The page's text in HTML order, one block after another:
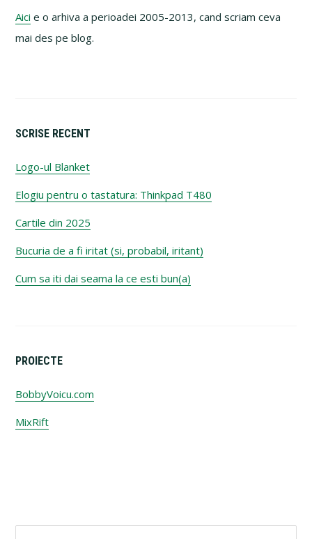
Aici e o arhiva a perioadei 2005-2013, cand scriam ceva
mai des pe blog.
SCRISE RECENT
Logo-ul Blanket
Elogiu pentru o tastatura: Thinkpad T480
Cartile din 2025
Bucuria de a fi iritat (si, probabil, iritant)
Cum sa iti dai seama la ce esti bun(a)
PROIECTE
BobbyVoicu.com
MixRift